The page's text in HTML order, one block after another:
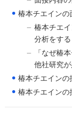
● 椿本チエインの
椿本チエ
分析をする
「なぜ椿
他社研究
● 椿本チエイン
● 椿本チエインの